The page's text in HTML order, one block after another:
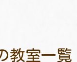
教室一覧